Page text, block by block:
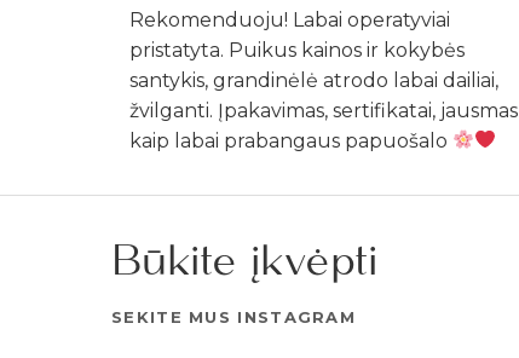
Rekomenduoju! Labai operatyviai
pristatyta. Puikus kainos ir kokybės
santykis, grandinėlė atrodo labai dailiai,
žvilganti. Įpakavimas, sertifikatai, jausmas
kaip labai prabangaus papuošalo
Būkite įkvėpti
SEKITE MUS INSTAGRAM